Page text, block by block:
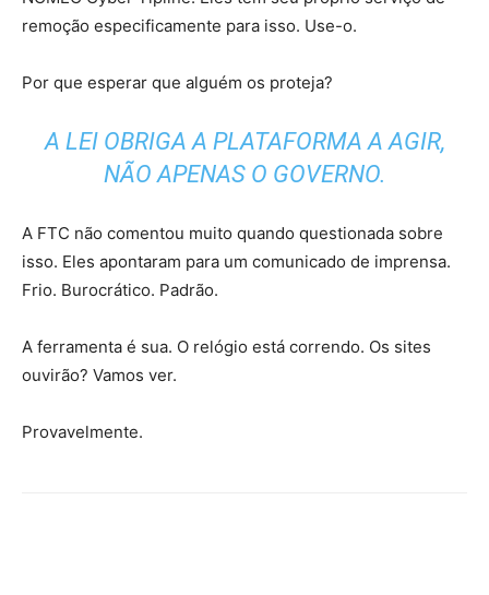
remoção especificamente para isso. Use-o.
Por que esperar que alguém os proteja?
A LEI OBRIGA A PLATAFORMA A AGIR,
NÃO APENAS O GOVERNO.
A FTC não comentou muito quando questionada sobre
isso. Eles apontaram para um comunicado de imprensa.
Frio. Burocrático. Padrão.
A ferramenta é sua. O relógio está correndo. Os sites
ouvirão? Vamos ver.
Provavelmente.